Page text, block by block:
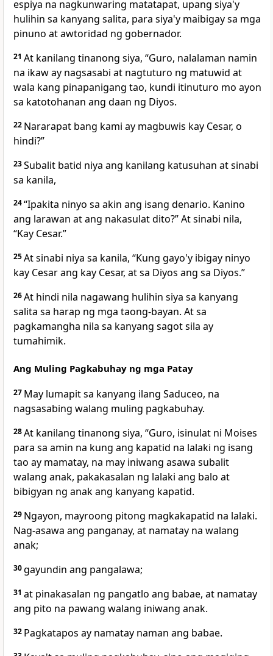
espiya na nagkunwaring matatapat, upang siya'y
hulihin sa kanyang salita, para siya'y maibigay sa mga
pinuno at awtoridad ng gobernador.
21 At kanilang tinanong siya, “Guro, nalalaman namin
na ikaw ay nagsasabi at nagtuturo ng matuwid at
wala kang pinapanigang tao, kundi itinuturo mo ayon
sa katotohanan ang daan ng Diyos.
22 Nararapat bang kami ay magbuwis kay Cesar, o
hindi?”
23Subalit batid niya ang kanilang katusuhan at sinabi
sa kanila,
24“Ipakita ninyo sa akin ang isang denario. Kanino
ang larawan at ang nakasulat dito?” At sinabi nila,
“Kay Cesar.”
25At sinabi niya sa kanila, “Kung gayo'y ibigay ninyo
kay Cesar ang kay Cesar, at sa Diyos ang sa Diyos.”
26At hindi nila nagawang hulihin siya sa kanyang
salita sa harap ng mga taong-bayan. At sa
pagkamangha nila sa kanyang sagot sila ay
tumahimik.
Ang Muling Pagkabuhay ng mga Patay
27 May lumapit sa kanyang ilang Saduceo, na
nagsasabing walang muling pagkabuhay.
28At kanilang tinanong siya, “Guro, isinulat ni Moises
para sa amin na kung ang kapatid na lalaki ng isang
tao ay mamatay, na may iniwang asawa subalit
walang anak, pakakasalan ng lalaki ang balo at
bibigyan ng anak ang kanyang kapatid.
29 Ngayon, mayroong pitong magkakapatid na lalaki.
Nag-asawa ang panganay, at namatay na walang
anak;
30gayundin ang pangalawa;
31 at pinakasalan ng pangatlo ang babae, at namatay
ang pito na pawang walang iniwang anak.
32 Pagkatapos ay namatay naman ang babae.